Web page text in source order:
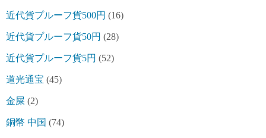
近代貨プルーフ貨500円 (16)
近代貨プルーフ貨50円 (28)
近代貨プルーフ貨5円 (52)
道光通宝 (45)
金屎 (2)
銅幣 中国 (74)